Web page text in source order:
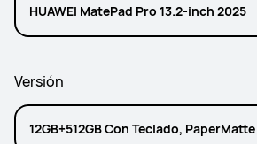
HUAWEI MatePad Pro 13.2-inch 2025
Versión
12GB+512GB Con Teclado, PaperMatte